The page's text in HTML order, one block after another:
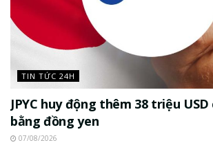
TIN TỨC 24H
JPYC huy động thêm 38 triệu
bằng đồng yen
07/08/2026